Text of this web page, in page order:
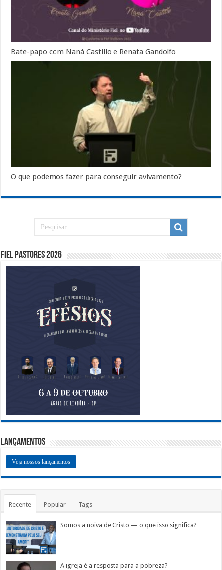
Bate-papo com Naná Castillo e Renata Gandolfo
O que podemos fazer para conseguir avivamento?
Fiel Pastores 2026
Lançamentos
Veja nossos lançamentos
Recente Popular Tags
Somos a noiva de Cristo — o que isso significa?
A igreja é a resposta para a pobreza?